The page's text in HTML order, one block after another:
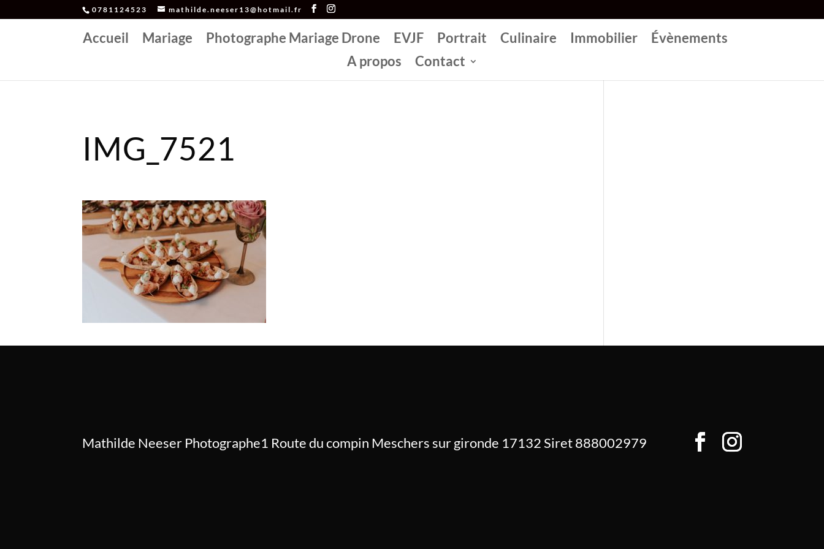
0781124523 mathilde.neeser13@hotmail.fr
Accueil Mariage Photographe Mariage Drone EVJF Portrait Culinaire Immobilier
Évènements
A propos
Contact
IMG_7521
Mathilde Neeser Photographe1 Route du compin Meschers sur gironde 17132 Siret 888002979